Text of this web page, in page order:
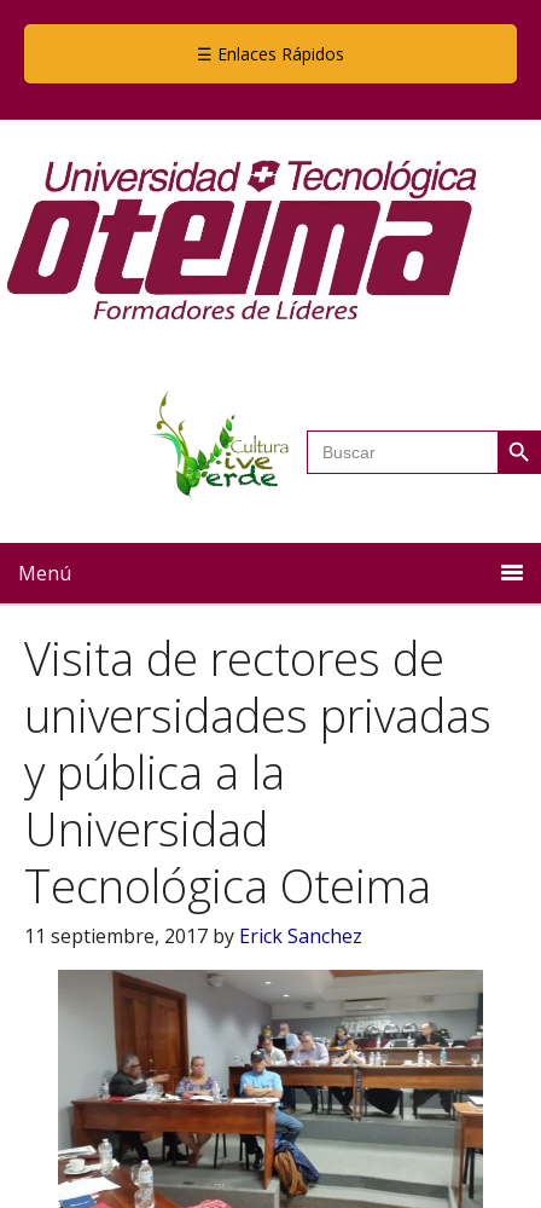
☰ Enlaces Rápidos
Buscar: Botón
Menú
Visita de rectores de
universidades privadas
y pública a la
Universidad
Tecnológica Oteima
11 septiembre, 2017 by Erick Sanchez